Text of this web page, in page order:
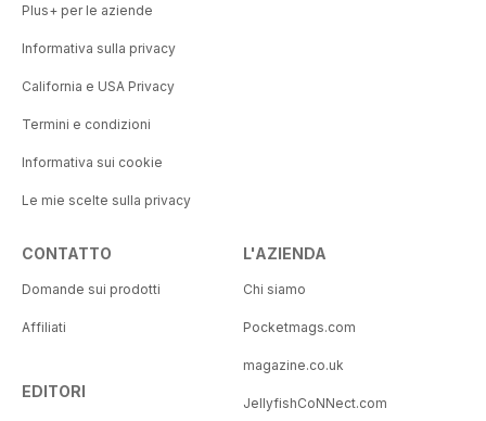
Plus+ per le aziende
Informativa sulla privacy
California e USA Privacy
Termini e condizioni
Informativa sui cookie
Le mie scelte sulla privacy
CONTATTO
Domande sui prodotti
Affiliati
EDITORI
L'AZIENDA
Chi siamo
Pocketmags.com
magazine.co.uk
JellyfishCoNNect.com